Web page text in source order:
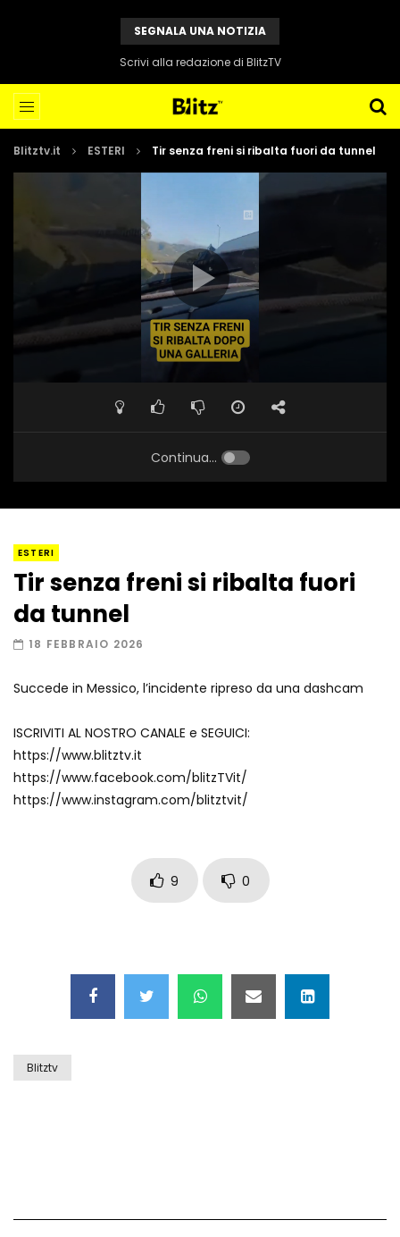
SEGNALA UNA NOTIZIA
Scrivi alla redazione di BlitzTV
Blitztv.it ESTERI Tir senza freni si ribalta fuori da tunnel
Continua...
ESTERI
Tir senza freni si ribalta fuori
da tunnel
18 FEBBRAIO 2026
Succede in Messico, l’incidente ripreso da una dashcam
ISCRIVITI AL NOSTRO CANALE e SEGUICI:
https://www.blitztv.it
https://www.facebook.com/blitzTVit/
https://www.instagram.com/blitztvit/
9 0
Blitztv